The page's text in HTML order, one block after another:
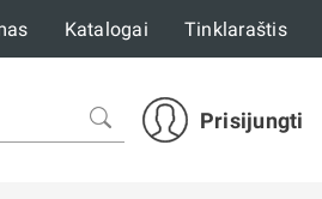
Katalogai Tinklaraštis
Prisijungti